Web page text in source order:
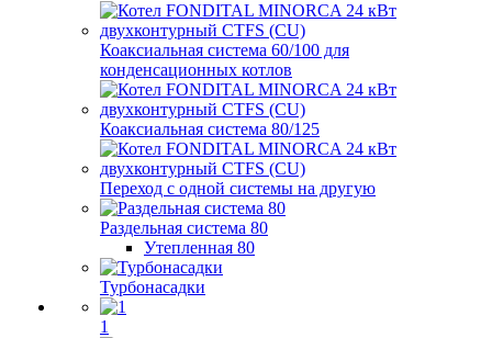
Коаксиальная система 60/100 для
конденсационных котлов
Коаксиальная система 80/125
Переход с одной системы на другую
Раздельная система 80
Утепленная 80
Турбонасадки
1